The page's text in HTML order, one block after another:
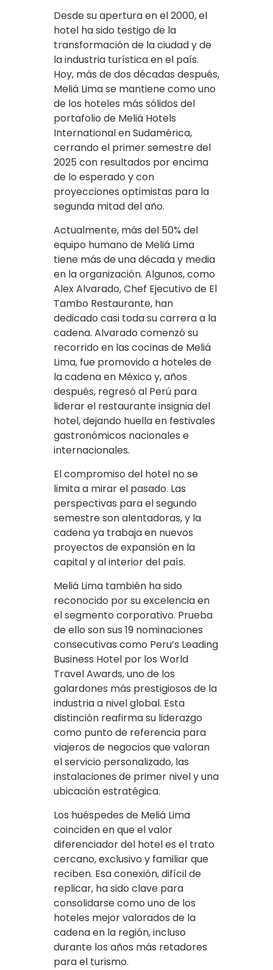
Desde su apertura en el 2000, el
hotel ha sido testigo de la
transformación de la ciudad y de
la industria turística en el país.
Hoy, más de dos décadas después,
Meliá Lima se mantiene como uno
de los hoteles más sólidos del
portafolio de Meliá Hotels
International en Sudamérica,
cerrando el primer semestre del
2025 con resultados por encima
de lo esperado y con
proyecciones optimistas para la
segunda mitad del año.
Actualmente, más del 50% del
equipo humano de Meliá Lima
tiene más de una década y media
en la organización. Algunos, como
Alex Alvarado, Chef Ejecutivo de El
Tambo Restaurante, han
dedicado casi toda su carrera a la
cadena. Alvarado comenzó su
recorrido en las cocinas de Meliá
Lima, fue promovido a hoteles de
la cadena en México y, años
después, regresó al Perú para
liderar el restaurante insignia del
hotel, dejando huella en festivales
gastronómicos nacionales e
internacionales.
El compromiso del hotel no se
limita a mirar el pasado. Las
perspectivas para el segundo
semestre son alentadoras, y la
cadena ya trabaja en nuevos
proyectos de expansión en la
capital y al interior del país.
Meliá Lima también ha sido
reconocido por su excelencia en
el segmento corporativo. Prueba
de ello son sus 19 nominaciones
consecutivas como Peru’s Leading
Business Hotel por los World
Travel Awards, uno de los
galardones más prestigiosos de la
industria a nivel global. Esta
distinción reafirma su liderazgo
como punto de referencia para
viajeros de negocios que valoran
el servicio personalizado, las
instalaciones de primer nivel y una
ubicación estratégica.
Los huéspedes de Meliá Lima
coinciden en que el valor
diferenciador del hotel es el trato
cercano, exclusivo y familiar que
reciben. Esa conexión, difícil de
replicar, ha sido clave para
consolidarse como uno de los
hoteles mejor valorados de la
cadena en la región, incluso
durante los años más retadores
para el turismo.